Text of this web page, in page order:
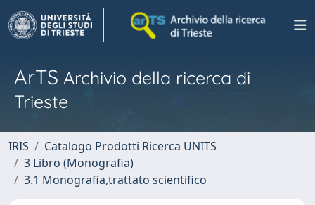
ArTS Archivio della ricerca di
Trieste
IRIS
Catalogo Prodotti Ricerca UNITS
3 Libro (Monografia)
3.1 Monografia,trattato scientifico